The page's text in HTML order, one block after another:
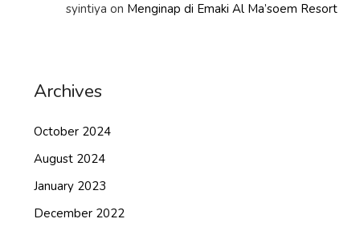
syintiya on Menginap di Emaki Al Ma’soem Resort
Archives
October 2024
August 2024
January 2023
December 2022